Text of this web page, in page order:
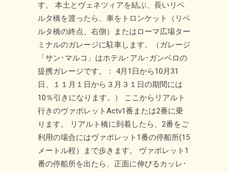
す。 本土とヴェネツィアを結ぶ、長いリベ
ルタ橋を渡ったら、車をトロンケット（リベ
ルタ橋の終点、右側）またはローマ広場ター
ミナルのガレージに駐車します。（ガレージ
「サン･マルコ」はホテル･アル･ガンベロの
提携ガレージです。： 4月1日から10月31
日、１１月１日から３月３１日の期間には
10％引きになります。） ここからリアルト
行きのヴァポレットActv1番または2番に乗
ります。 リアルト橋に到着したら、2番をご
利用の場合にはヴァポレット1番の停船所(15
メートル程）まで歩きます。 ヴァポレット1
番の停船所を出たら、正面に伸びるカッレ･